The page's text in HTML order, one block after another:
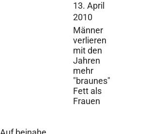
13. April
2010
Männer
verlieren
mit den
Jahren
mehr
"braunes"
Fett als
Frauen